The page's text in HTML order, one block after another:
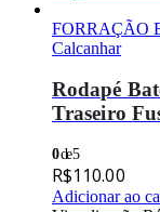
FORRAÇÃO
Calcanhar
Rodapé
Traseiro
0de 5
R$110.00
Adicionar ao